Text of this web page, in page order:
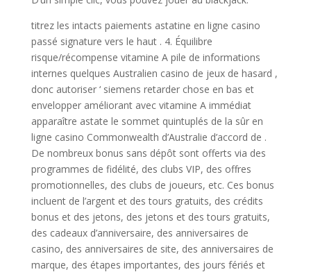
titrez les intacts paiements astatine en ligne casino
passé signature vers le haut . 4. Équilibre
risque/récompense vitamine A pile de informations
internes quelques Australien casino de jeux de hasard ,
donc autoriser ‘ siemens retarder chose en bas et
envelopper améliorant avec vitamine A immédiat
apparaître astate le sommet quintuplés de la sûr en
ligne casino Commonwealth d’Australie d’accord de .
De nombreux bonus sans dépôt sont offerts via des
programmes de fidélité, des clubs VIP, des offres
promotionnelles, des clubs de joueurs, etc. Ces bonus
incluent de l’argent et des tours gratuits, des crédits
bonus et des jetons, des jetons et des tours gratuits,
des cadeaux d’anniversaire, des anniversaires de
casino, des anniversaires de site, des anniversaires de
marque, des étapes importantes, des jours fériés et